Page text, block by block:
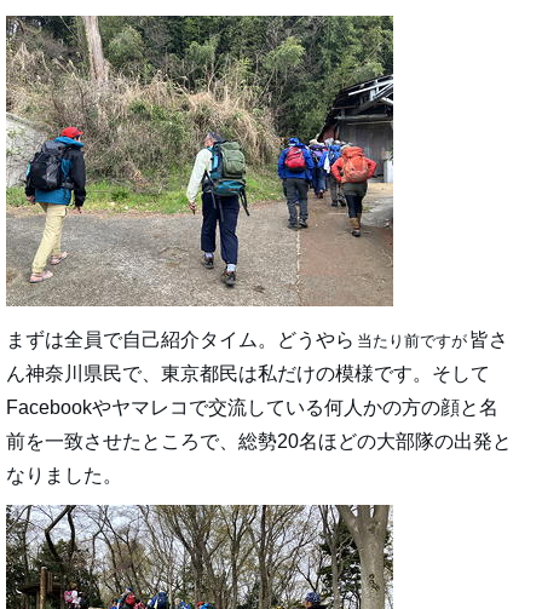
まずは全員で自己紹介タイム。どうやら 当たり前ですが 皆さ
ん神奈川県民で、東京都民は私だけの模様です。そして
Facebookやヤマレコで交流している何人かの方の顔と名
前を一致させたところで、総勢20名ほどの大部隊の出発と
なりました。